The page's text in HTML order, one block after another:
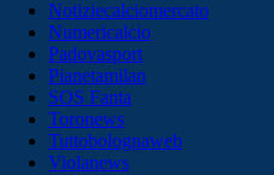
Notiziecalciomercato
Numericalcio
Padovasport
Pianetamilan
SOS Fanta
Toronews
Tuttobolognaweb
Violanews